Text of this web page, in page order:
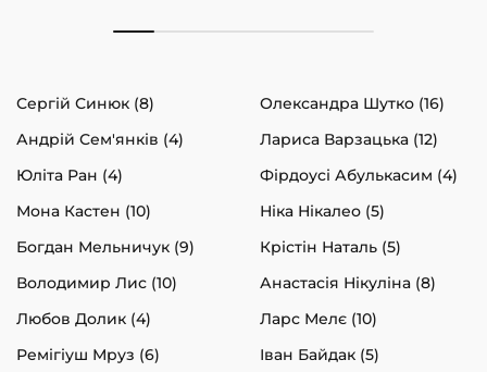
Сергій Синюк (8)
Олександра Шутко (16)
Андрій Сем'янків (4)
Лариса Варзацька (12)
Юліта Ран (4)
Фірдоусі Абулькасим (4)
Мона Кастен (10)
Ніка Нікалео (5)
Богдан Мельничук (9)
Крістін Наталь (5)
Володимир Лис (10)
Анастасія Нікуліна (8)
Любов Долик (4)
Ларс Мелє (10)
Ремігіуш Мруз (6)
Іван Байдак (5)